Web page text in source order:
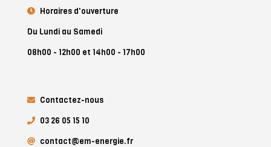
Horaires d'ouverture
Du Lundi au Samedi
08h00 - 12h00 et 14h00 - 17h00
Contactez-nous
03 26 05 15 10
contact@em-energie.fr